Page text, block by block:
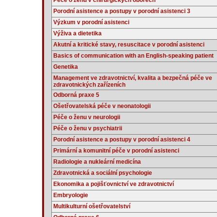
Porodní asistence a postupy v porodní asistenci 3
Výzkum v porodní asistenci
Výživa a dietetika
Akutní a kritické stavy, resuscitace v porodní asistenci
Basics of communication with an English-speaking patient
Genetika
Management ve zdravotnictví, kvalita a bezpečná péče ve
zdravotnických zařízeních
Odborná praxe 5
Ošetřovatelská péče v neonatologii
Péče o ženu v neurologii
Péče o ženu v psychiatrii
Porodní asistence a postupy v porodní asistenci 4
Primární a komunitní péče v porodní asistenci
Radiologie a nukleární medicína
Zdravotnická a sociální psychologie
Ekonomika a pojišťovnictví ve zdravotnictví
Embryologie
Multikulturní ošetřovatelství